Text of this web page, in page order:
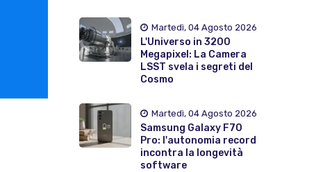
Martedì, 04 Agosto 2026
L'Universo in 3200
Megapixel: La Camera
LSST svela i segreti del
Cosmo
Martedì, 04 Agosto 2026
Samsung Galaxy F70
Pro: l'autonomia record
incontra la longevità
software